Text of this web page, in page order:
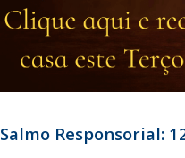
Salmo Responsorial: